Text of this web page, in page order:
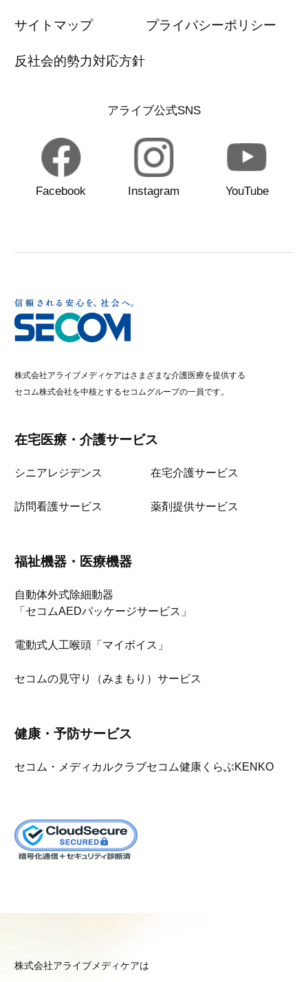
サイトマップ プライバシーポリシー
反社会的勢力対応方針
アライブ公式SNS
Facebook Instagram YouTube
株式会社アライブメディケアはさまざまな介護医療を提供する
セコム株式会社を中核とするセコムグループの一員です。
在宅医療・介護サービス
シニアレジデンス 在宅介護サービス
訪問看護サービス 薬剤提供サービス
福祉機器・医療機器
自動体外式除細動器
「セコムAEDパッケージサービス」
電動式人工喉頭「マイボイス」
セコムの見守り（みまもり）サービス
健康・予防サービス
セコム・メディカルクラブセコム健康くらぶKENKO
株式会社アライブメディケアは